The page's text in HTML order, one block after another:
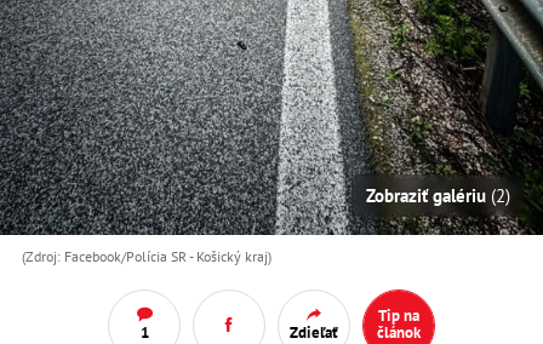
Zobraziť galériu (2)
(Zdroj: Facebook/Polícia SR - Košický kraj)
1 Zdieľať
Tip na
článok